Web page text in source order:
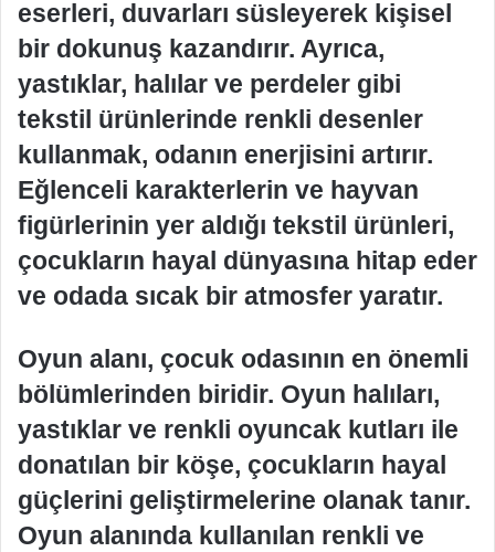
eserleri, duvarları süsleyerek kişisel
bir dokunuş kazandırır. Ayrıca,
yastıklar, halılar ve perdeler gibi
tekstil ürünlerinde renkli desenler
kullanmak, odanın enerjisini artırır.
Eğlenceli karakterlerin ve hayvan
figürlerinin yer aldığı tekstil ürünleri,
çocukların hayal dünyasına hitap eder
ve odada sıcak bir atmosfer yaratır.
Oyun alanı, çocuk odasının en önemli
bölümlerinden biridir. Oyun halıları,
yastıklar ve renkli oyuncak kutları ile
donatılan bir köşe, çocukların hayal
güçlerini geliştirmelerine olanak tanır.
Oyun alanında kullanılan renkli ve